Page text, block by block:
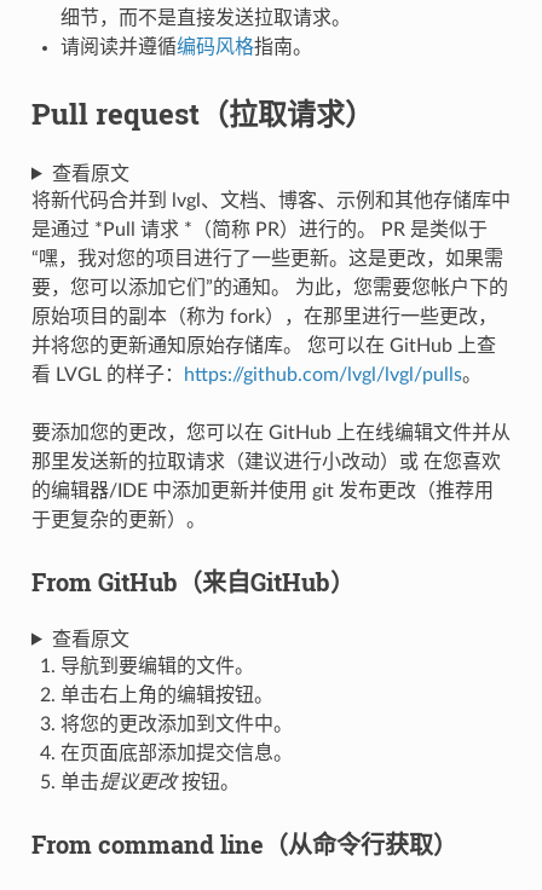
细节，而不是直接发送拉取请求。
请阅读并遵循编码风格指南。
Pull request（拉取请求）
查看原文
将新代码合并到 lvgl、文档、博客、示例和其他存储库中
是通过 *Pull 请求 *（简称 PR）进行的。 PR 是类似于
“嘿，我对您的项目进行了一些更新。这是更改，如果需
要，您可以添加它们”的通知。 为此，您需要您帐户下的
原始项目的副本（称为 fork），在那里进行一些更改，
并将您的更新通知原始存储库。 您可以在 GitHub 上查
看 LVGL 的样子：
https://github.com/lvgl/lvgl/pulls。
要添加您的更改，您可以在 GitHub 上在线编辑文件并从
那里发送新的拉取请求（建议进行小改动）或 在您喜欢
的编辑器/IDE 中添加更新并使用 git 发布更改（推荐用
于更复杂的更新）。
From GitHub（来自GitHub）
查看原文
导航到要编辑的文件。
单击右上角的编辑按钮。
将您的更改添加到文件中。
在页面底部添加提交信息。
单击提议更改按钮。
From command line（从命令行获取）